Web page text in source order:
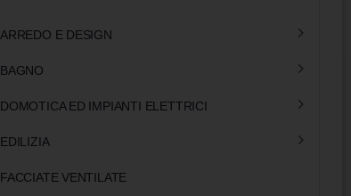
ARREDO E DESIGN
BAGNO
DOMOTICA ED IMPIANTI ELETTRICI
EDILIZIA
FACCIATE VENTILATE